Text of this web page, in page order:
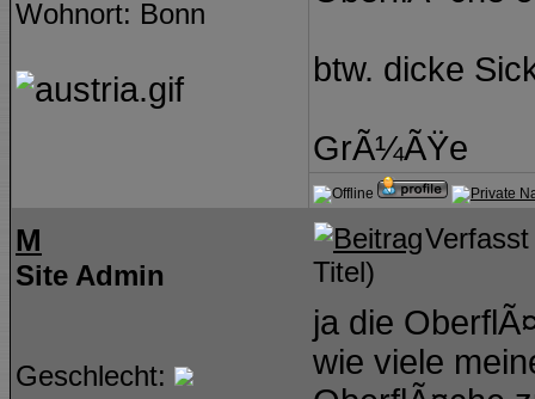
Wohnort: Bonn
btw. dicke
GrÃ¼ÃŸe
M
Site Admin
Geschlecht:
Titel)
ja die
wie viele